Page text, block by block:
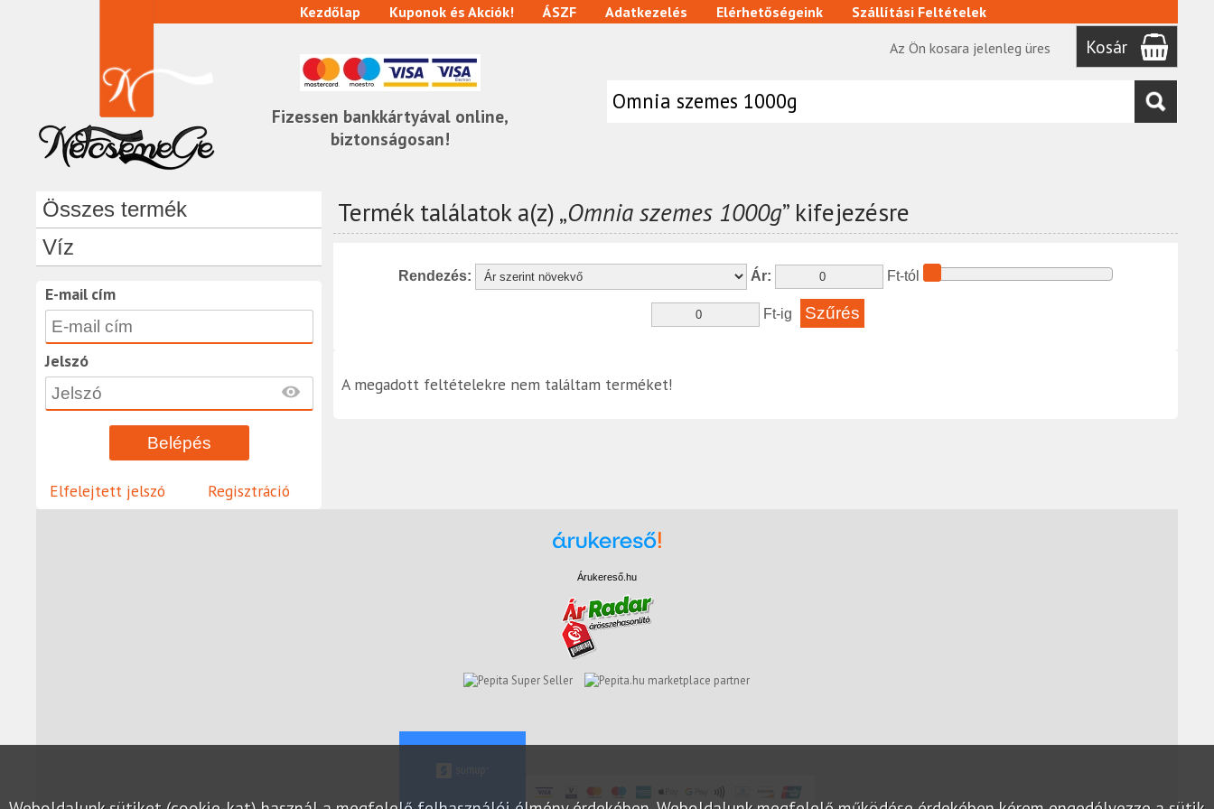
Fizessen bankkártyával online,
biztonságosan!
Kezdőlap Kuponok és Akciók! ÁSZF Adatkezelés Elérhetőségeink
Szállítási Feltételek
Az Ön kosara jelenleg üres
Kosár
Összes termék
Víz
E-mail cím
Jelszó
Elfelejtett jelszó Regisztráció
Termék találatok a(z) „Omnia szemes 1000g” kifejezésre
Rendezés: Ár: Ft-tól
Ft-ig
A megadott feltételekre nem találtam terméket!
Árukereső.hu
marketplace partner